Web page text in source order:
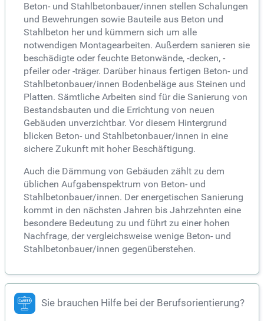
Beton- und Stahlbetonbauer/innen stellen Schalungen
und Bewehrungen sowie Bauteile aus Beton und
Stahlbeton her und kümmern sich um alle
notwendigen Montagearbeiten. Außerdem sanieren sie
beschädigte oder feuchte Betonwände, -decken, -
pfeiler oder -träger. Darüber hinaus fertigen Beton- und
Stahlbetonbauer/innen Bodenbeläge aus Steinen und
Platten. Sämtliche Arbeiten sind für die Sanierung von
Bestandsbauten und die Errichtung von neuen
Gebäuden unverzichtbar. Vor diesem Hintergrund
blicken Beton- und Stahlbetonbauer/innen in eine
sichere Zukunft mit hoher Beschäftigung.
Auch die Dämmung von Gebäuden zählt zu dem
üblichen Aufgabenspektrum von Beton- und
Stahlbetonbauer/innen. Der energetischen Sanierung
kommt in den nächsten Jahren bis Jahrzehnten eine
besondere Bedeutung zu und führt zu einer hohen
Nachfrage, der vergleichsweise wenige Beton- und
Stahlbetonbauer/innen gegenüberstehen.
Sie brauchen Hilfe bei der Berufsorientierung?